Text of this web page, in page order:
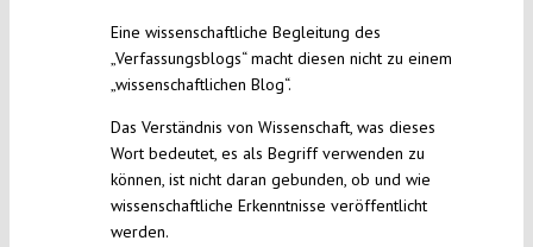
Eine wissenschaftliche Begleitung des
„Verfassungsblogs“ macht diesen nicht zu einem
„wissenschaftlichen Blog“.
Das Verständnis von Wissenschaft, was dieses
Wort bedeutet, es als Begriff verwenden zu
können, ist nicht daran gebunden, ob und wie
wissenschaftliche Erkenntnisse veröffentlicht
werden.